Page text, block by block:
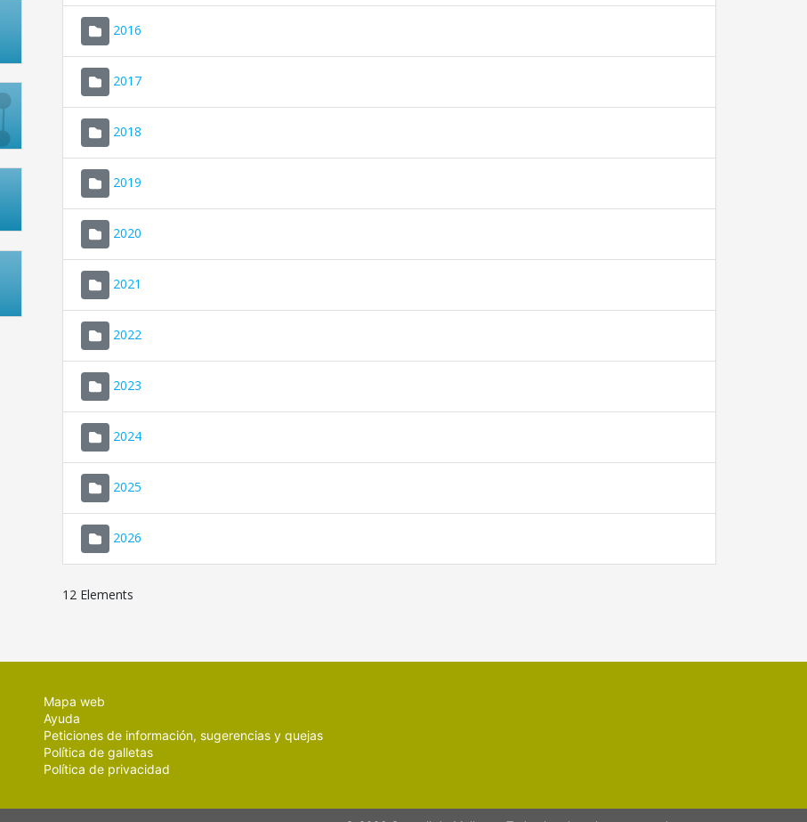
2016
2017
2018
2019
2020
2021
2022
2023
2024
2025
2026
12 Elements
Mapa web
Ayuda
Peticiones de información, sugerencias y quejas
Política de galletas
Política de privacidad